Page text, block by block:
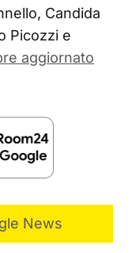
Candida
Picozzi e
aggiornato
News